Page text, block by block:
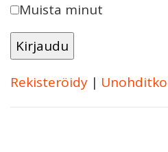
Muista minut
Rekisteröidy |